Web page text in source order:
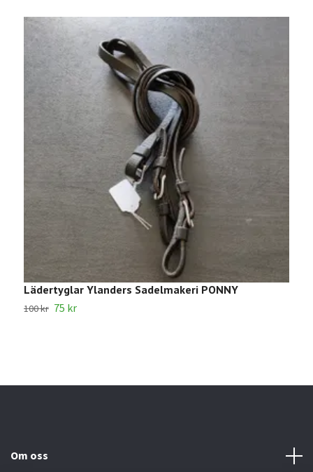
Lädertyglar Ylanders Sadelmakeri PONNY
100 kr 75 kr
Om oss